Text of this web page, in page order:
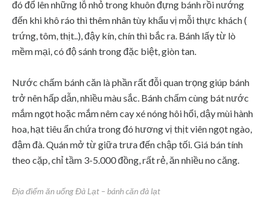
đó đổ lên những lỗ nhỏ trong khuôn đựng bánh rồi nướng
đến khi khô ráo thì thêm nhân tùy khẩu vị mỗi thực khách (
trứng, tôm, thịt..), đậy kín, chín thì bắc ra. Bánh lấy từ lò
mềm mại, có độ sánh trong đặc biệt, giòn tan.
Nước chấm bánh căn là phần rất đỗi quan trọng giúp bánh
trở nên hấp dẫn, nhiều màu sắc. Bánh chấm cùng bát nước
mắm ngọt hoặc mắm nêm cay xé nóng hôi hổi, dậy mùi hành
hoa, hạt tiêu ẩn chứa trong đó hương vị thịt viên ngọt ngào,
đậm đà. Quán mở từ giữa trưa đến chập tối. Giá bán tính
theo cặp, chỉ tầm 3-5.000 đồng, rất rẻ, ăn nhiều no căng.
Địa điểm ăn uống Đà Lạt – bánh căn đà lạt